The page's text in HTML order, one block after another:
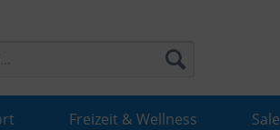
Freizeit & Wellness Sale